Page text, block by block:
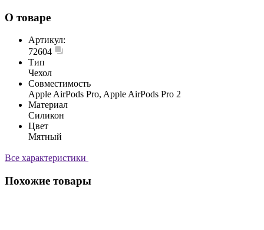
О товаре
Артикул:
72604
Тип
Чехол
Совместимость
Apple AirPods Pro, Apple AirPods Pro 2
Материал
Силикон
Цвет
Мятный
Все характеристики
Похожие товары